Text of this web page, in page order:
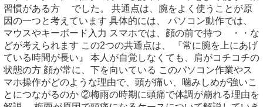
習慣がある方 でした。 共通点は、腕をよく使うことが原
因の一つと考えています 具体的には、 パソコン動作では、
マウスやキーボード入力 スマホでは、顔の前で持つ ・・な
どが考えられます この2つの共通点は、 『常に腕を上にあげ
ている時間が長い』 本人が自覚しなくても、肩がコチコチの
状態の方 顔が常に、下を向いている このパソコン作業やス
マホ操作がどのような理由で、頭が痛い、噛みしめが強いこ
とにつながるのか ②梅雨の時期に頭痛で体調が崩れる理由を